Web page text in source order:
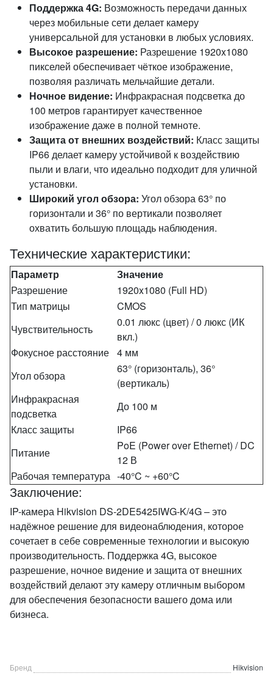
Поддержка 4G: Возможность передачи данных
через мобильные сети делает камеру
универсальной для установки в любых условиях.
Высокое разрешение: Разрешение 1920x1080
пикселей обеспечивает чёткое изображение,
позволяя различать мельчайшие детали.
Ночное видение: Инфракрасная подсветка до
100 метров гарантирует качественное
изображение даже в полной темноте.
Защита от внешних воздействий: Класс защиты
IP66 делает камеру устойчивой к воздействию
пыли и влаги, что идеально подходит для уличной
установки.
Широкий угол обзора: Угол обзора 63° по
горизонтали и 36° по вертикали позволяет
охватить большую площадь наблюдения.
Технические характеристики:
Параметр
Значение
Разрешение
1920x1080 (Full HD)
Тип матрицы
CMOS
Чувствительность
0.01 люкс (цвет) / 0 люкс (ИК
вкл.)
Фокусное расстояние 4 мм
Угол обзора
63° (горизонталь), 36°
(вертикаль)
Инфракрасная
подсветка
До 100 м
Класс защиты
IP66
Питание
PoE (Power over Ethernet) / DC
12 В
Рабочая температура -40°C ~ +60°C
Заключение:
IP-камера Hikvision DS-2DE5425IWG-K/4G – это
надёжное решение для видеонаблюдения, которое
сочетает в себе современные технологии и высокую
производительность. Поддержка 4G, высокое
разрешение, ночное видение и защита от внешних
воздействий делают эту камеру отличным выбором
для обеспечения безопасности вашего дома или
бизнеса.
Бренд Hikvision